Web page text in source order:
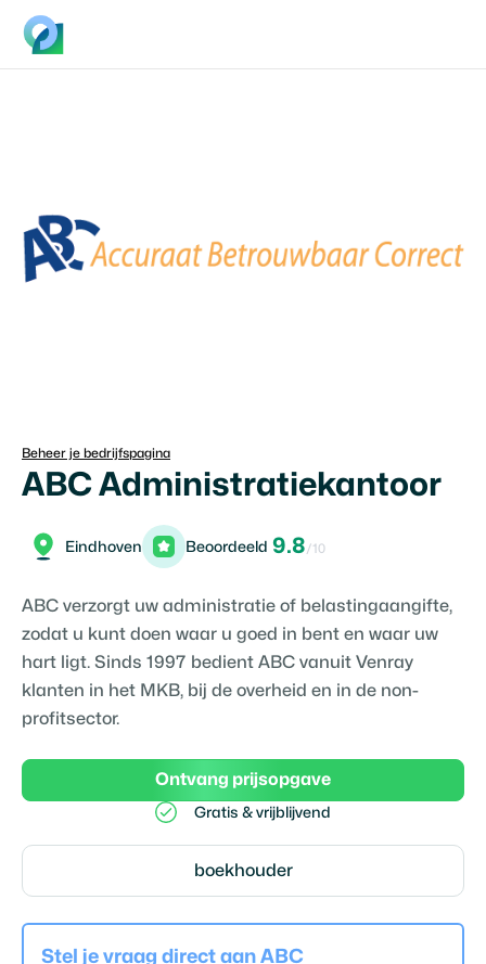
Beheer je bedrijfspagina
ABC Administratiekantoor
Eindhoven Beoordeeld 9.8/10
ABC verzorgt uw administratie of belastingaangifte,
zodat u kunt doen waar u goed in bent en waar uw
hart ligt. Sinds 1997 bedient ABC vanuit Venray
klanten in het MKB, bij de overheid en in de non-
profitsector.
Ontvang prijsopgave
Gratis & vrijblijvend
boekhouder
Stel je vraag direct aan ABC